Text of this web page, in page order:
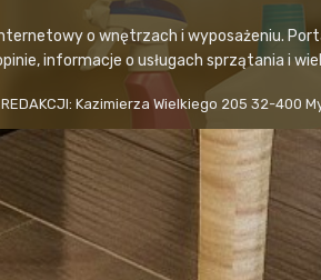
o wnętrzach i wyposażeniu.
informacje o usługach sprzątania i
REDAKCJI: Kazimierza Wielkiego 205 32-400